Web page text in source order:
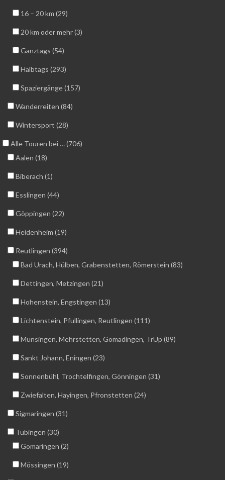
16 – 20 km (29)
20 km oder mehr (3)
Ganztags (54)
Halbtags (293)
Spaziergänge (157)
Wanderreiten (84)
Wintersport (28)
Alle Touren bei … (706)
Aalen (18)
Biberach (1)
Esslingen (44)
Göppingen (22)
Heidenheim (19)
Reutlingen (394)
Bad Urach, Hülben, Grabenstetten, Römerstein (83)
Dettingen, Metzingen (21)
Hohenstein, Engstingen (13)
Lichtenstein, Pfullingen, Reutlingen (111)
Münsingen, Mehrstetten, Gomadingen, TrÜp (89)
Sankt Johann, Eningen (23)
Sonnenbühl, Trochtelfingen, Gönningen (31)
Zwiefalten, Hayingen, Pfronstetten (24)
Sigmaringen (31)
Tübingen (30)
Gomaringen (2)
Mössingen (19)